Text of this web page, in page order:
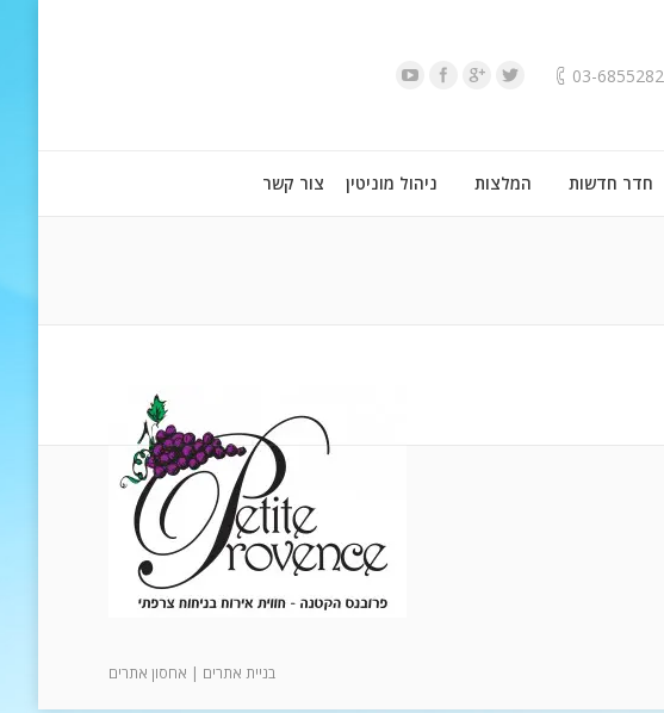
03-6855282
חדר חדשות המלצות ניהול מוניטין צור קשר
בניית אתרים | אחסון אתרים